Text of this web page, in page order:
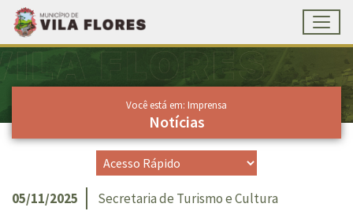
Ir para conteúdo principal
Conteúdo Principal
Você está em: Imprensa
Notícias
05/11/2025 Secretaria de Turismo e Cultura